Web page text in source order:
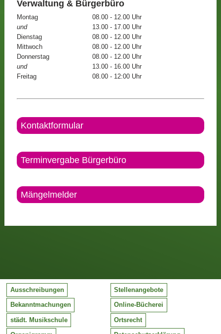
Verwaltung & Bürgerbüro
Montag
08.00 - 12.00 Uhr
und
13.00 - 17.00 Uhr
Dienstag
08.00 - 12.00 Uhr
Mittwoch
08.00 - 12.00 Uhr
Donnerstag
08.00 - 12.00 Uhr
und
13.00 - 16.00 Uhr
Freitag
08.00 - 12:00 Uhr
Kontaktformular
Terminvergabe Bürgerbüro
Mängelmelder
Ausschreibungen Stellenangebote
Bekanntmachungen Online-Bücherei
städt. Musikschule Ortsrecht